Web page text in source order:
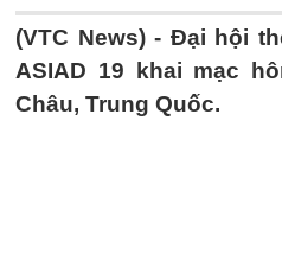
(VTC News) - Đại hội
ASIAD 19 khai mạc
Châu, Trung Quốc.